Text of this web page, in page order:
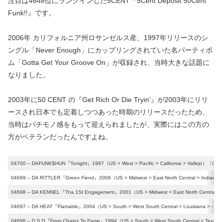
Funk!!』です。
2006年 カリフォルニア州ロサンゼルス産、1997年リリースのシ
ングル「Never Enough」にカップリングされていた名パーティボ
ム「Gotta Get Your Groove On」が収録され、当時大きな話題に
なりました。
2003年に50 CENT の『Get Rich Or Die Tryin’』が2003年にリリ
ースされ日本でも定着しつつあった時期のリリースだったため、
当時はパチモノ感をもって迎えられましたが、実際にはこの方の
方がベテランだったんですよね。
04700 – DAFUNK$HUN『Tonight』1997（US > West > Pacific > California > Vallejo）〔
04699 – DA RITTLER『Green Fiend』2006（US > Midwest > East North Central >
04698 – DA KENNEL『Tha 1St Engagement』2001（US > Midwest > East North Central
04697 – DA HEAT『Flamable』2004（US > South > West South Central > Louisiana > -
04696 – D.S.D『From Chains To Fame』1994（US > South > West South Central >